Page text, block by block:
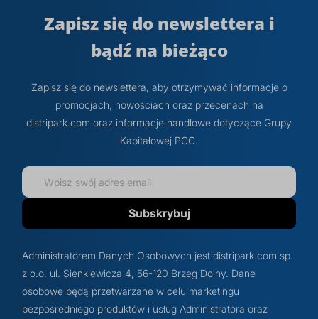
Zapisz się do newslettera i
bądź na bieżąco
Zapisz się do newslettera, aby otrzymywać informacje o
promocjach, nowościach oraz przecenach na
distripark.com oraz informacje handlowe dotyczące Grupy
Kapitałowej PCC.
Subskrybuj
Administratorem Danych Osobowych jest distripark.com sp.
z o.o. ul. Sienkiewicza 4, 56-120 Brzeg Dolny. Dane
osobowe będą przetwarzane w celu marketingu
bezpośredniego produktów i usług Administratora oraz